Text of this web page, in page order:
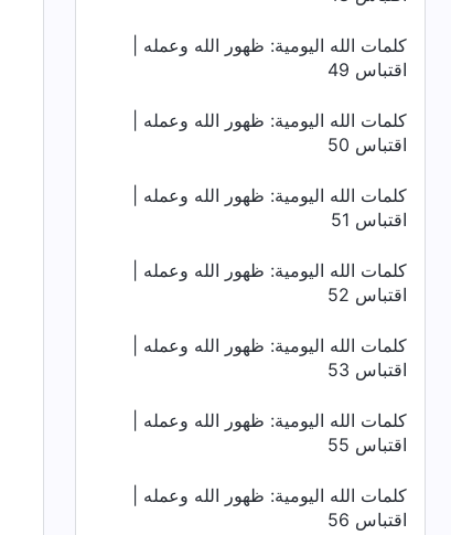
كلمات الله اليومية: ظهور الله وعمله |
اقتباس 49
كلمات الله اليومية: ظهور الله وعمله |
اقتباس 50
كلمات الله اليومية: ظهور الله وعمله |
اقتباس 51
كلمات الله اليومية: ظهور الله وعمله |
اقتباس 52
كلمات الله اليومية: ظهور الله وعمله |
اقتباس 53
كلمات الله اليومية: ظهور الله وعمله |
اقتباس 55
كلمات الله اليومية: ظهور الله وعمله |
اقتباس 56